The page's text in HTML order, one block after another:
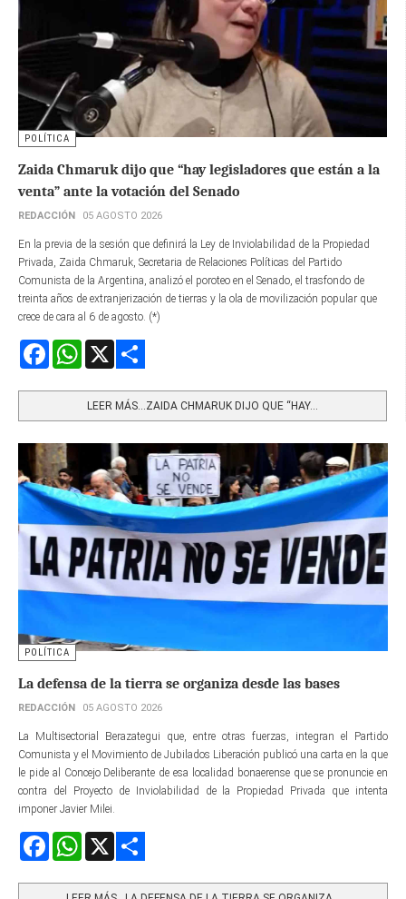
POLÍTICA
Zaida Chmaruk dijo que “hay legisladores que están a la
venta” ante la votación del Senado
REDACCIÓN 05 AGOSTO 2026
En la previa de la sesión que definirá la Ley de Inviolabilidad de la Propiedad
Privada, Zaida Chmaruk, Secretaria de Relaciones Políticas del Partido
Comunista de la Argentina, analizó el poroteo en el Senado, el trasfondo de
treinta años de extranjerización de tierras y la ola de movilización popular que
crece de cara al 6 de agosto. (*)
FacebookWhatsApp
LEER MÁS…ZAIDA CHMARUK DIJO QUE “HAY...
POLÍTICA
La defensa de la tierra se organiza desde las bases
REDACCIÓN 05 AGOSTO 2026
La Multisectorial Berazategui que, entre otras fuerzas, integran el Partido
Comunista y el Movimiento de Jubilados Liberación publicó una carta en la que
le pide al Concejo Deliberante de esa localidad bonaerense que se pronuncie en
contra del Proyecto de Inviolabilidad de la Propiedad Privada que intenta
imponer Javier Milei.
FacebookWhatsApp